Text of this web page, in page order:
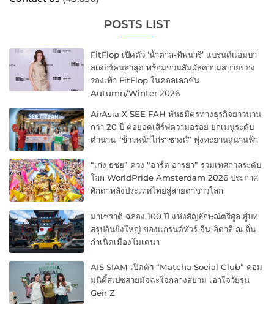
POSTS LIST
FitFlop เปิดตัว ‘น้ำตาล-ทิพนารี’ แบรนด์แอมบา
สเดอร์คนล่าสุด พร้อมชวนสัมผัสความสบายของ
รองเท้า FitFlop ในคอลเลกชัน
Autumn/Winter 2026
AirAsia X SEE FAH พันธมิตรทางธุรกิจยาวนาน
กว่า 20 ปี ต่อยอดเสิร์ฟความอร่อย ยกเมนูระดับ
ตำนาน “ข้าวหน้าไก่ราชวงศ์” พุ่งทะยานสู่น่านฟ้า
“เก่ง ธชย” ควง “อาร์ต อารยา” ร่วมเทศกาลระดับ
โลก WorldPride Amsterdam 2026 ประกาศ
ศักดาพลังประเทศไทยสู่สายตาชาวโลก
มาเซราติ ฉลอง 100 ปี แห่งสัญลักษณ์ตรีศูล สู่บท
สรุปอันยิ่งใหญ่ ของแกรนด์ทัวร์ จีน-อิตาลี ณ ถิ่น
กำเนิดเมืองโมเดนา
AIS SIAM เปิดตัว “Matcha Social Club” คอม
มูนิตี้สเปซสายมัจฉะใจกลางสยาม เอาใจวัยรุ่น
Gen Z